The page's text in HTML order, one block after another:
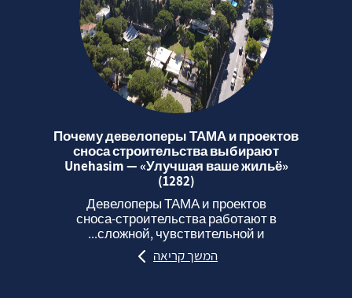
Почему девелоперы ТАМА и проектов
сноса строительства выбирают
Unehasim — «Улучшая ваше жильё»
(1282)
Девелоперы ТАМА и проектов
сноса‑строительства работают в
сложной, чувствительной и...
המשך קריאה